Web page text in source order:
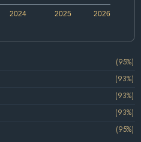
2024 2026
2025
(95%)
(93%)
(93%)
(93%)
(95%)